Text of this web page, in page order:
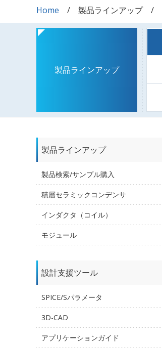
Home 製品ラインアップ
製品ラインアップ
製品ラインアップ
製品検索/サンプル購入
積層セラミックコンデンサ
インダクタ（コイル）
モジュール
設計支援ツール
SPICE/Sパラメータ
3D-CAD
アプリケーションガイド